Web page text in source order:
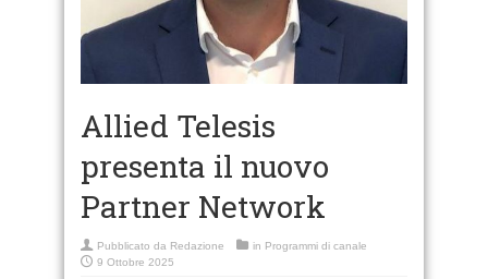
Allied Telesis
presenta il nuovo
Partner Network
Pubblicato da Redazione in Programmi di canale
9 Ottobre 2025